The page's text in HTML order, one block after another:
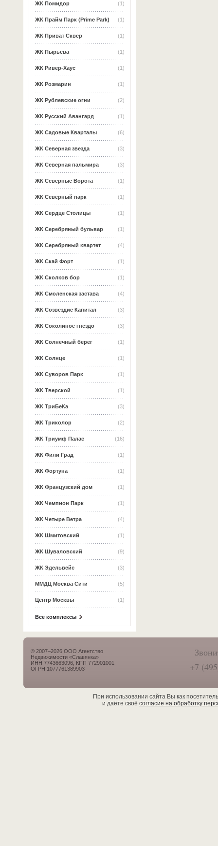
(1)
ЖК Помидор
(1)
ЖК Прайм Парк (Prime Park)
(1)
ЖК Приват Сквер
(1)
ЖК Пырьева
(1)
ЖК Ривер-Хаус
(1)
ЖК Розмарин
(2)
ЖК Рублевские огни
(1)
ЖК Русский Авангард
(6)
ЖК Садовые Кварталы
(3)
ЖК Северная звезда
(3)
ЖК Северная пальмира
(1)
ЖК Северные Ворота
(1)
ЖК Северный парк
(1)
ЖК Сердце Столицы
(1)
ЖК Серебряный бульвар
(4)
ЖК Серебряный квартет
(1)
ЖК Скай Форт
(1)
ЖК Сколков бор
(4)
ЖК Смоленская застава
(3)
ЖК Созвездие Капитал
(3)
ЖК Соколиное гнездо
(1)
ЖК Солнечный берег
(1)
ЖК Солнце
(1)
ЖК Суворов Парк
(1)
ЖК Тверской
(3)
ЖК ТриБеКа
(2)
ЖК Триколор
(16)
ЖК Триумф Палас
(1)
ЖК Фили Град
(1)
ЖК Фортуна
(1)
ЖК Французский дом
(1)
ЖК Чемпион Парк
(4)
ЖК Четыре Ветра
(1)
ЖК Шмитовский
(9)
ЖК Шуваловский
(3)
ЖК Эдельвейс
(5)
ММДЦ Москва Сити
(1)
Центр Москвы
Все комплексы
© 2007–2026 ООО Агентство
Недвижимости «Славянка»
ИНН 7743663096, КПП 772901001
ОГРН 1077761389903
+7
При использовании сайта Вы как
и даёте своё согласие на обработку